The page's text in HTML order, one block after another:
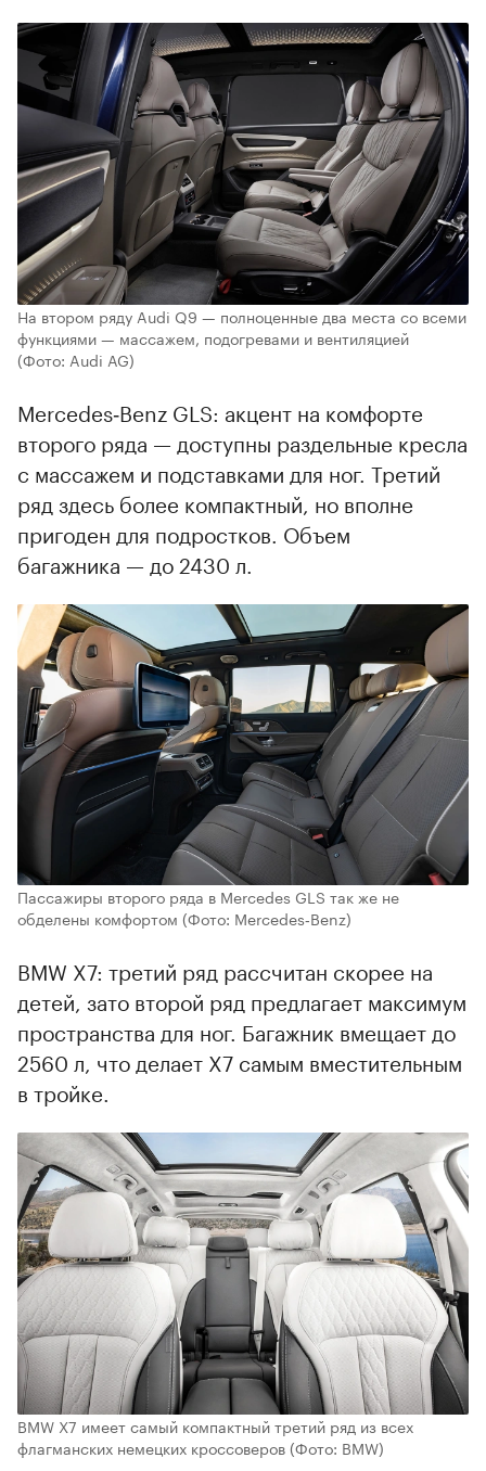
На втором ряду Audi Q9 — полноценные два места со всеми
функциями — массажем, подогревами и вентиляцией
(Фото: Audi AG)
Mercedes‑Benz GLS: акцент на комфорте
второго ряда — доступны раздельные кресла
с массажем и подставками для ног. Третий
ряд здесь более компактный, но вполне
пригоден для подростков. Объем
багажника — до 2430 л.
Пассажиры второго ряда в Mercedes GLS так же не
обделены комфортом (Фото: Mercedes‑Benz)
BMW X7: третий ряд рассчитан скорее на
детей, зато второй ряд предлагает максимум
пространства для ног. Багажник вмещает до
2560 л, что делает X7 самым вместительным
в тройке.
BMW X7 имеет самый компактный третий ряд из всех
флагманских немецких кроссоверов(Фото: BMW)